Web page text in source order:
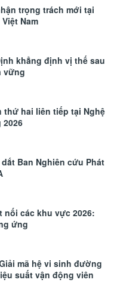
trọng trách mới tại
Nam
khẳng định vị thế sau
vững
thứ hai liên tiếp tại Nghệ
2026
dắt Ban Nghiên cứu Phát
các khu vực 2026:
ứng
mã hệ vi sinh đường
suất vận động viên